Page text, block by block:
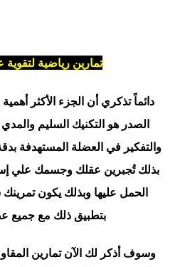
تمارين رياضية
دائماً تذكري أن الجزء الأكثر
الصدر هو التكنيك السليم
والتفكير في العضلة المستهدفة بدقة
بذلك تُجبرين عقلك وجسمك علي
بتطبيق ذلك مع جميع
وسوف أذكر لك الآن تمارين